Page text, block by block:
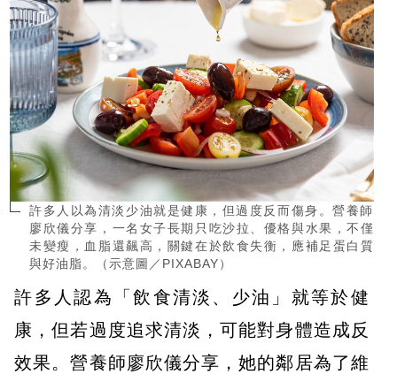
許多人以為清淡少油就是健康，但過度反而傷身。營養師
廖欣儀分享，一名女子長期只吃沙拉、優格與水果，不僅
未變瘦，血脂還飆高，關鍵在於飲食失衡，應補足蛋白質
與好油脂。（示意圖／PIXABAY）
許多人認為「飲食清淡、少油」就等於健
康，但若過度追求清淡，可能對身體造成反
效果。營養師廖欣儀分享，她的鄰居為了維